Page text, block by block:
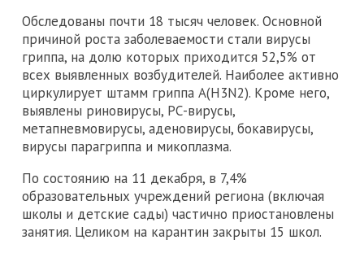
Обследованы почти 18 тысяч человек. Основной
причиной роста заболеваемости стали вирусы
гриппа, на долю которых приходится 52,5% от
всех выявленных возбудителей. Наиболее активно
циркулирует штамм гриппа A(H3N2). Кроме него,
выявлены риновирусы, РС-вирусы,
метапневмовирусы, аденовирусы, бокавирусы,
вирусы парагриппа и микоплазма.
По состоянию на 11 декабря, в 7,4%
образовательных учреждений региона (включая
школы и детские сады) частично приостановлены
занятия. Целиком на карантин закрыты 15 школ.